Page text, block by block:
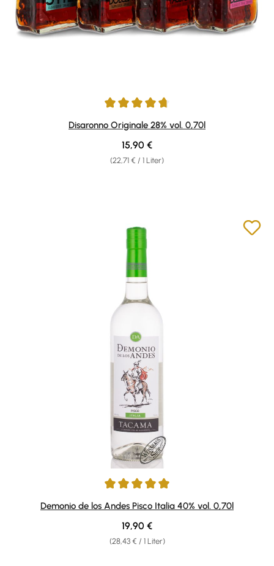
Durchschnittliche Bewertung von 4.82 von 5 Sternen
Disaronno Originale 28% vol. 0,70l
(22,71 € / 1 Liter)
Regulärer Preis:
15,90 €
Durchschnittliche Bewertung von 5 von 5 Sternen
Demonio de los Andes Pisco Italia 40% vol. 0,70l
(28,43 € / 1 Liter)
Regulärer Preis:
19,90 €